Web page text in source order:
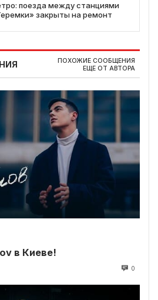
поезда между станциями
закрыты на ремонт
ПОХОЖИЕ СООБЩЕНИЯ
ЕЩЕ ОТ АВТОРА
в Киеве!
0